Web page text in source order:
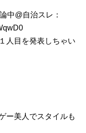
中@自治スレ：
人目を発表しちゃい
美人でスタイルも